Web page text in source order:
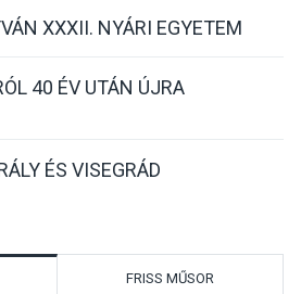
XXXII. NYÁRI EGYETEM
40 ÉV UTÁN ÚJRA
ÉS VISEGRÁD
FRISS MŰSOR